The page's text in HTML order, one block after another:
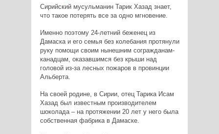
Сирийский мусульманин Тарик Хазад знает,
что такое потерять все за одно мгновение.
Именно поэтому 24-летний беженец из
Дамаска и его семья без колебания протянули
руку помощи своим нынешним согражданам-
канадцам, оказавшимся без крыши над
головой из-за лесных пожаров в провинции
Альберта.
На своей родине, в Сирии, отец Тарика Исам
Хазад был известным производителем
шоколада – на протяжении 20 лет у него была
собственная фабрика в Дамаске.